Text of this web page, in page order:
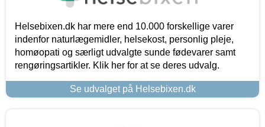
Helsebixen.dk har mere end 10.000 forskellige varer
indenfor naturlægemidler, helsekost, personlig pleje,
homøopati og særligt udvalgte sunde fødevarer samt
rengøringsartikler. Klik her for at se deres udvalg.
Se udvalget på Helsebixen.dk